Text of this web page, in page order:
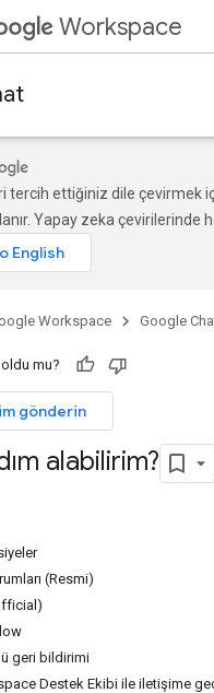
Workspace
tercih ettiğiniz dile çevirmek
Yapay zeka çevirilerinde
Workspace Google
oldu mu?
gönderin
alabilirim?
(Resmi)
geri bildirimi
Destek Ekibi ile iletişime